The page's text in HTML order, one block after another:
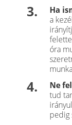
Ha
a
óra
Ne
tud
pedig